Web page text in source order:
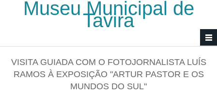
Passar para o conteúdo principal
Museu Municipal de
Tavira
VISITA GUIADA COM O FOTOJORNALISTA LUÍS
RAMOS À EXPOSIÇÃO "ARTUR PASTOR E OS
MUNDOS DO SUL"